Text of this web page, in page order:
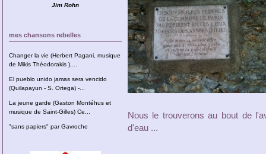
Jim Rohn
mes chansons rebelles
Changer la vie (Herbert Pagani, musique
de Mikis Théodorakis ),...
El pueblo unido jamas sera vencido
(Quilapayun - S. Ortega) -...
La jeune garde (Gaston Montéhus et
musique de Saint-Gilles) Ce...
"sans papiers" par Gavroche
Nous le trouverons au bout de
d'eau ...